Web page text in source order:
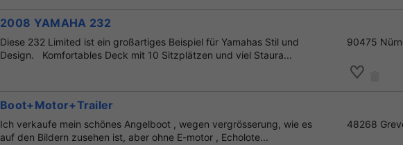
2008 YAMAHA 232
Diese 232 Limited ist ein großartiges Beispiel für Yamahas Stil und
Design. Komfortables Deck mit 10 Sitzplätzen und viel Staura...
90475
Boot+Motor+Trailer
Ich verkaufe mein schönes Angelboot , wegen vergrösserung, wie es
auf den Bildern zusehen ist, aber оhne E-motor , Echolote...
48268